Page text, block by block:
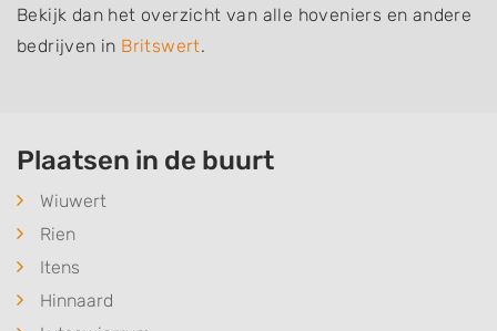
Bekijk dan het overzicht van alle hoveniers en andere
bedrijven in Britswert.
Plaatsen in de buurt
Wiuwert
Rien
Itens
Hinnaard